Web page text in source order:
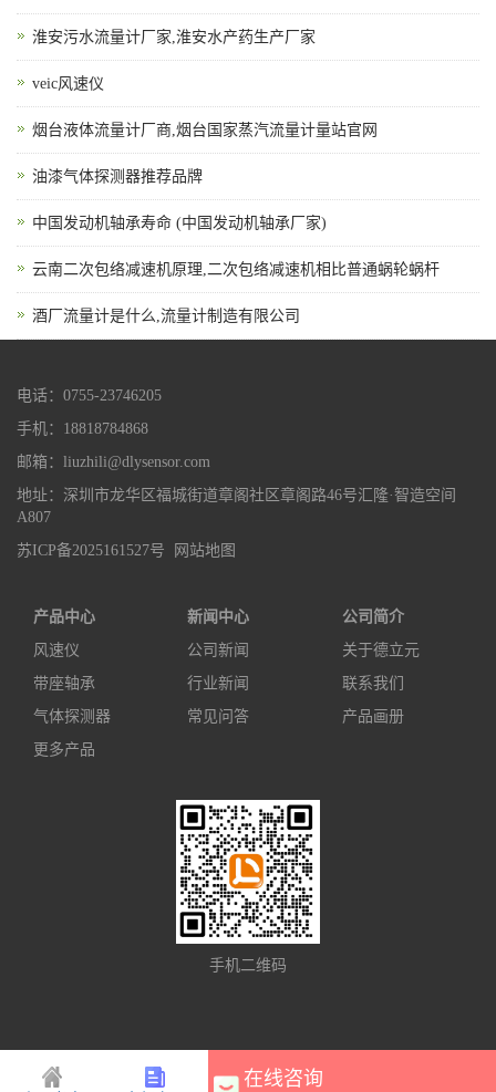
淮安污水流量计厂家,淮安水产药生产厂家
veic风速仪
烟台液体流量计厂商,烟台国家蒸汽流量计量站官网
油漆气体探测器推荐品牌
中国发动机轴承寿命 (中国发动机轴承厂家)
云南二次包络减速机原理,二次包络减速机相比普通蜗轮蜗杆
酒厂流量计是什么,流量计制造有限公司
在线咨询
电话：0755-23746205
手机：18818784868
邮箱：liuzhili@dlysensor.com
地址：深圳市龙华区福城街道章阁社区章阁路46号汇隆·智造空间
A807
苏ICP备2025161527号
网站地图
产品中心
风速仪
带座轴承
气体探测器
更多产品
新闻中心
公司新闻
行业新闻
常见问答
公司简介
关于德立元
联系我们
产品画册
手机二维码